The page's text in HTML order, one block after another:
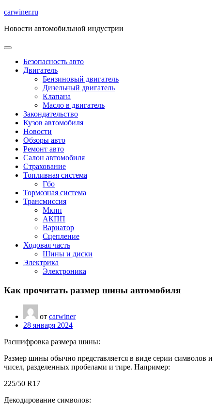
Перейти
содержимому
carwiner.ru
Новости автомобильной индустрии
Безопасность авто
Двигатель
Бензиновый двигатель
Дизельный двигатель
Клапана
Масло в двигатель
Закондательство
Кузов автомобиля
Новости
Обзоры авто
Ремонт авто
Салон автомобиля
Страхование
Топливная система
Гбо
Тормозная система
Трансмиссия
Мкпп
АКПП
Вариатор
Сцепление
Ходовая часть
Шины и диски
Электрика
Электроника
Как прочитать размер шины автомобиля
от carwiner
28 января 2024
Расшифровка размера шины:
Размер шины обычно представляется в виде серии символов и
чисел, разделенных пробелами и тире. Например:
225/50 R17
Декодирование символов: